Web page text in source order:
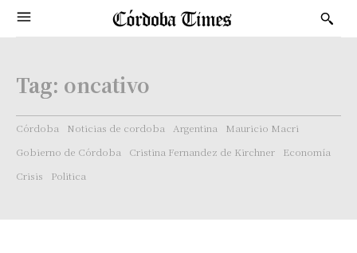
Tag: oncativo
Córdoba Noticias de cordoba Argentina
Mauricio Macri
Gobierno de Córdoba
Cristina Fernandez de Kirchner
Economía
Crisis
Politica